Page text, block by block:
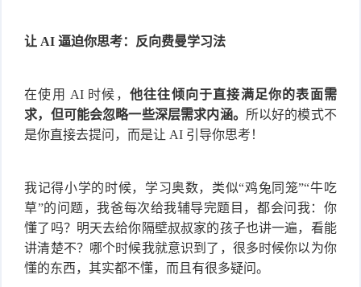
让 AI 逼迫你思考：反向费曼学习法
在使用 AI 时候， 他往往倾向于直接满足你的表面需
求，但可能会忽略一些深层需求内涵。 所以好的模式不
是你直接去提问，而是让 AI 引导你思考！
我记得小学的时候，学习奥数，类似“鸡兔同笼”“牛吃
草”的问题，我爸每次给我辅导完题目，都会问我：你
懂了吗？明天去给你隔壁叔叔家的孩子也讲一遍，看能
讲清楚不？哪个时候我就意识到了，很多时候你以为你
懂的东西，其实都不懂，而且有很多疑问。